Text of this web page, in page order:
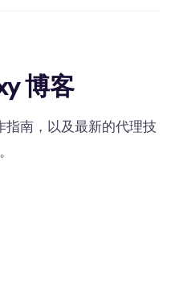
博客
南，以及最新的代理技